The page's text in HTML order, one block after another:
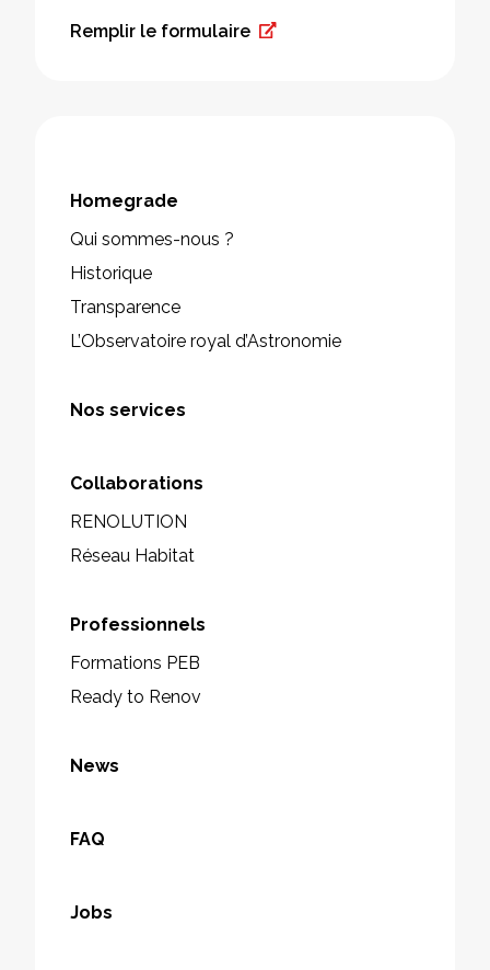
Remplir le formulaire
Homegrade
Qui sommes-nous ?
Historique
Transparence
L’Observatoire royal d’Astronomie
Nos services
Collaborations
RENOLUTION
Réseau Habitat
Professionnels
Formations PEB
Ready to Renov
News
FAQ
Jobs